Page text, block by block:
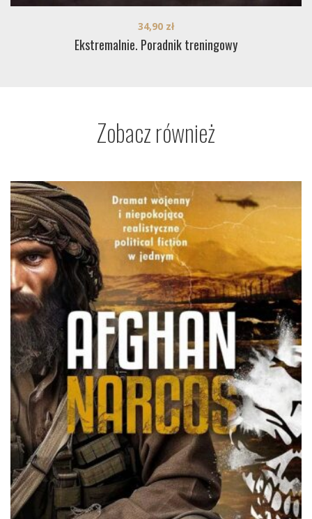
Ekstremalnie. Poradnik treningowy
34,90 zł
Zobacz również